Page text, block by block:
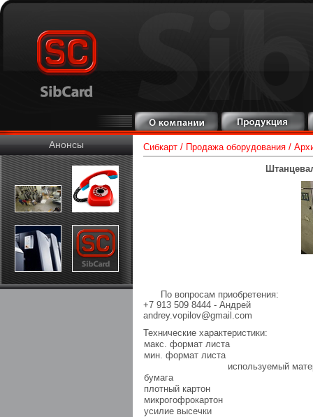
Анонсы Сибкарт / Продажа оборудования /
По вопросам приобретения:
+7 913 509 8444 - Андрей
andrey.vopilov@gmail.com
Технические характеристики:
макс. формат листа
мин. формат листа
используемый
бумага
плотный картон
микрогофрокартон
усилие высечки